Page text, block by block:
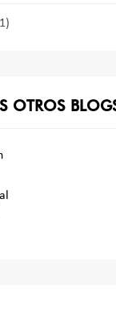
OTROS